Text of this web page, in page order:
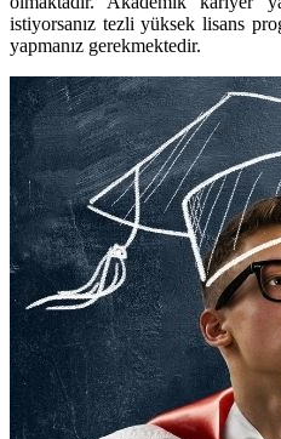
istiyorsanız tezli yüksek lisans
yapmanız gerekmektedir.